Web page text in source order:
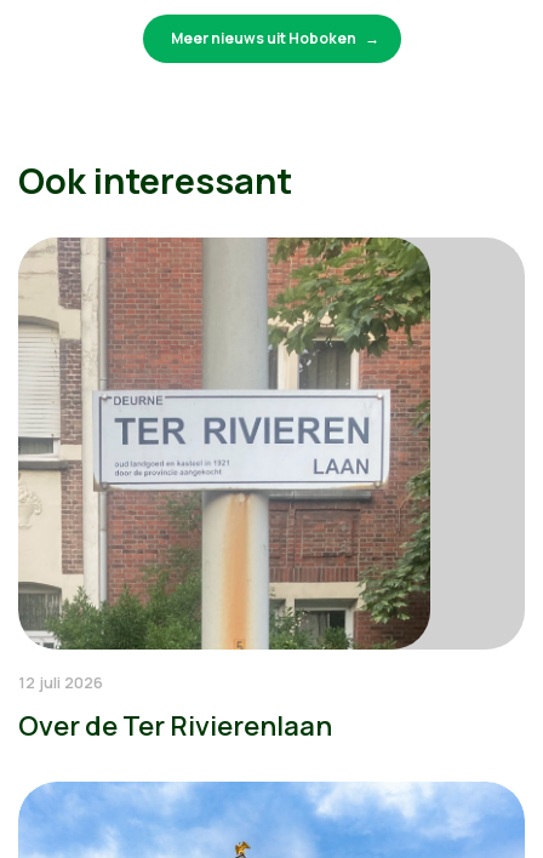
Meer nieuws uit Hoboken
Ook interessant
12 juli 2026
Over de Ter Rivierenlaan